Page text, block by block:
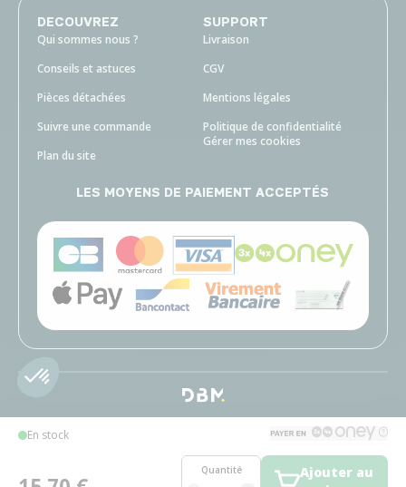
En stock
Quantité
Ajouter au
DECOUVREZ
Qui sommes nous ?
Conseils et astuces
Pièces détachées
Suivre une commande
Plan du site
SUPPORT
Livraison
CGV
Mentions légales
Politique de confidentialité
Gérer mes cookies
LES MOYENS DE PAIEMENT ACCEPTÉS